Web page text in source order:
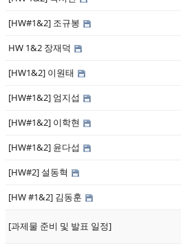
[HW#1&2] 조규봉
HW 1&2 장재덕
[HW1&2] 이원태
[HW#1&2] 엄지섭
[HW#1&2] 이학현
[HW#1&2] 윤다섭
[HW#2] 설동혁
[HW #1&2] 김동훈
[과제물 준비 및 발표 일정]